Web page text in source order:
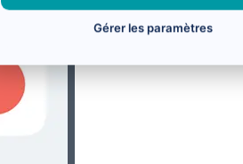
Gérer les paramètres